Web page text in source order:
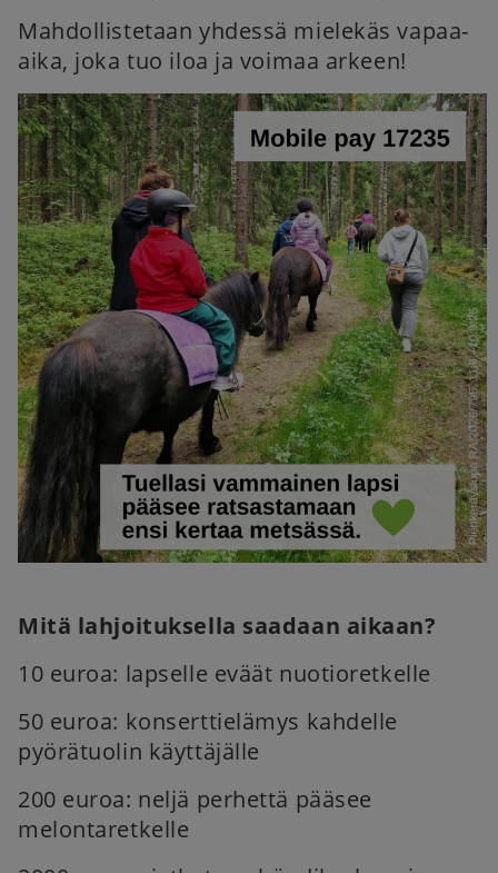
Mahdollistetaan yhdessä mielekäs vapaa-
aika, joka tuo iloa ja voimaa arkeen!
Mitä lahjoituksella saadaan aikaan?
10 euroa: lapselle eväät nuotioretkelle
50 euroa: konserttielämys kahdelle
pyörätuolin käyttäjälle
200 euroa: neljä perhettä pääsee
melontaretkelle